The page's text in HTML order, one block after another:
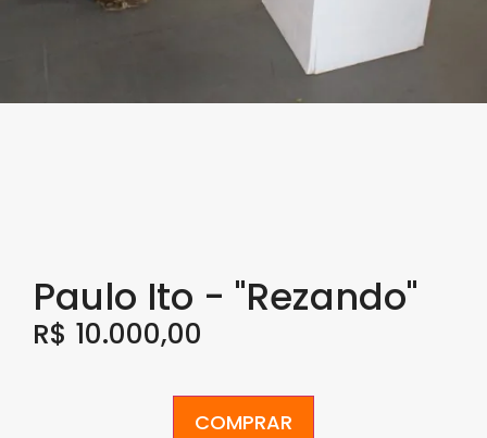
Paulo Ito - "Rezando"
R$ 10.000,00
COMPRAR